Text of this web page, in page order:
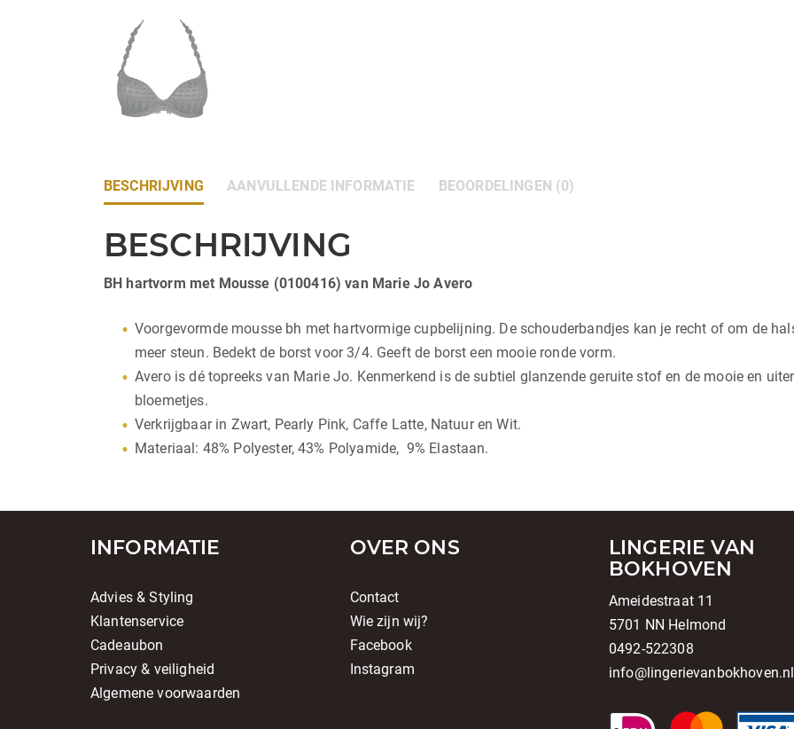
BESCHRIJVING AANVULLENDE INFORMATIE BEOORDELINGEN (0)
BESCHRIJVING
BH hartvorm met Mousse (0100416) van Marie Jo Avero
Voorgevormde mousse bh met hartvormige cupbelijning. De schouderbandjes kan je recht of om de
meer steun. Bedekt de borst voor 3/4. Geeft de borst een mooie ronde vorm.
Avero is dé topreeks van Marie Jo. Kenmerkend is de subtiel glanzende geruite stof en de mooie en
bloemetjes.
Verkrijgbaar in Zwart, Pearly Pink, Caffe Latte, Natuur en Wit.
Materiaal: 48% Polyester, 43% Polyamide, 9% Elastaan.
INFORMATIE
Advies & Styling
Klantenservice
Cadeaubon
Privacy & veiligheid
Algemene voorwaarden
OVER ONS
Contact
Wie zijn wij?
Facebook
Instagram
LINGERIE VAN
BOKHOVEN
Ameidestraat 11
5701 NN Helmond
0492-522308
info@lingerievanbokhoven.nl